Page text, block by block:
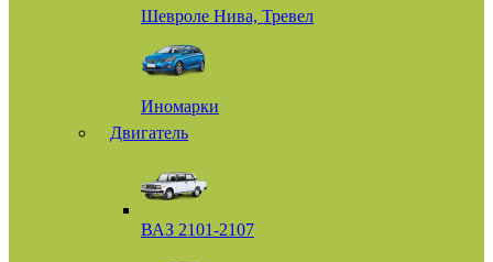
Шевроле Нива, Тревел
Иномарки
Двигатель
ВАЗ 2101-2107